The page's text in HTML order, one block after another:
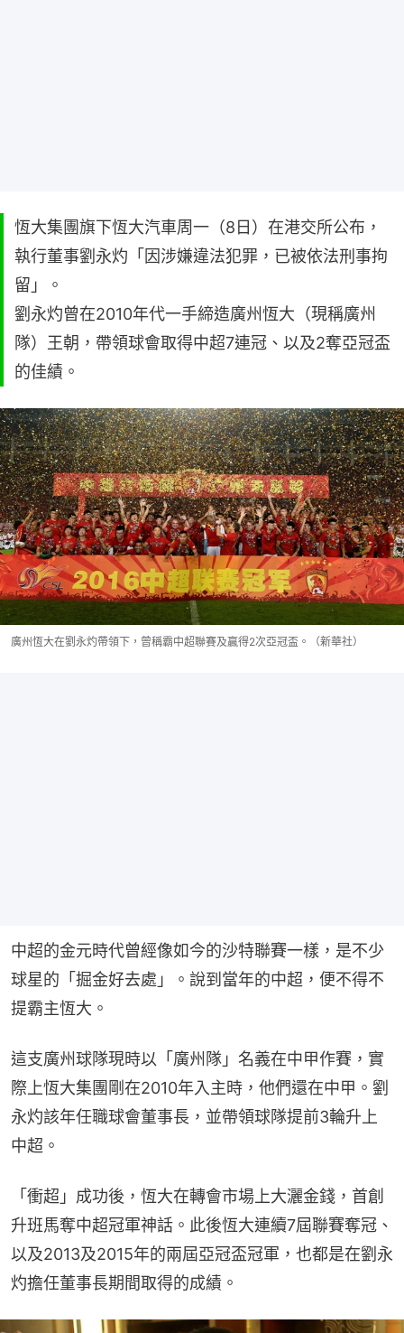
恆大集團旗下恆大汽車周一（8日）在港交所公布，
執行董事劉永灼「因涉嫌違法犯罪，已被依法刑事拘
留」。
劉永灼曾在2010年代一手締造廣州恆大（現稱廣州
隊）王朝，帶領球會取得中超7連冠、以及2奪亞冠盃
的佳績。
廣州恆大在劉永灼帶領下，曾稱霸中超聯賽及贏得2次亞冠盃。（新華社）
中超的金元時代曾經像如今的沙特聯賽一樣，是不少
球星的「掘金好去處」。說到當年的中超，便不得不
提霸主恆大。
這支廣州球隊現時以「廣州隊」名義在中甲作賽，實
際上恆大集團剛在2010年入主時，他們還在中甲。劉
永灼該年任職球會董事長，並帶領球隊提前3輪升上
中超。
「衝超」成功後，恆大在轉會市場上大灑金錢，首創
升班馬奪中超冠軍神話。此後恆大連續7屆聯賽奪冠、
以及2013及2015年的兩屆亞冠盃冠軍，也都是在劉永
灼擔任董事長期間取得的成績。